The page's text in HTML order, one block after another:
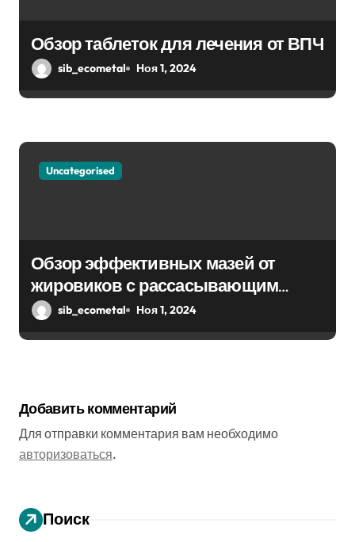
Обзор таблеток для лечения от ВПЧ
sib_ecometal Ноя 1, 2024
Uncategorised
Обзор эффективных мазей от
жировиков с рассасывающим
эффектом
sib_ecometal Ноя 1, 2024
Добавить комментарий
Для отправки комментария вам необходимо
авторизоваться.
Поиск